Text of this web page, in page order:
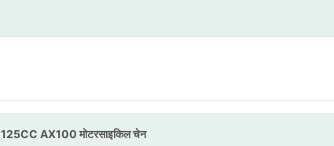
125CC AX100 मोटरसाइकिल चेन